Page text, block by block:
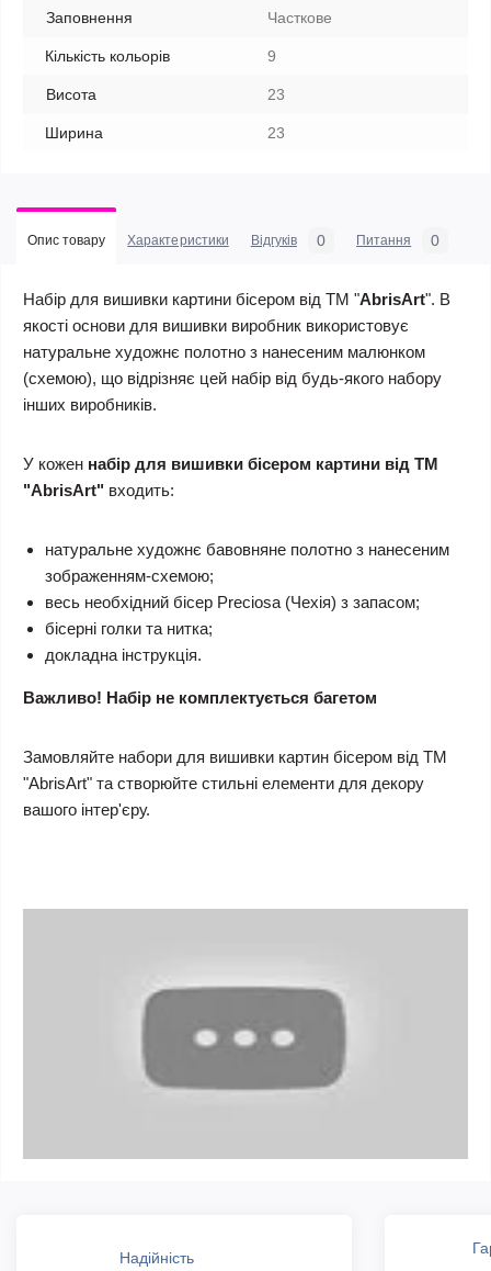
Заповнення Часткове
Кількість кольорів 9
Висота 23
Ширина 23
Опис товару Характеристики Відгуків 0 Питання 0
Набір для вишивки картини бісером від ТМ "AbrisArt". В
якості основи для вишивки виробник використовує
натуральне художнє полотно з нанесеним малюнком
(схемою), що відрізняє цей набір від будь-якого набору
інших виробників.
У кожен набір для вишивки бісером картини від ТМ
"AbrisArt" входить:
натуральне художнє бавовняне полотно з нанесеним
зображенням-схемою;
весь необхідний бісер Preciosa (Чехія) з запасом;
бісерні голки та нитка;
докладна інструкція.
Важливо! Набір не комплектується багетом
Замовляйте набори для вишивки картин бісером від ТМ
"AbrisArt" та створюйте стильні елементи для декору
вашого інтер'єру.
Надійність